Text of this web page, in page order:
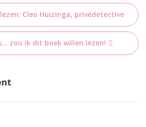
Cleo Huizinga, privédetective
zou ik dit boek willen lezen!